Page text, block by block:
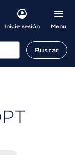
Inicie sesión Menu
Buscar